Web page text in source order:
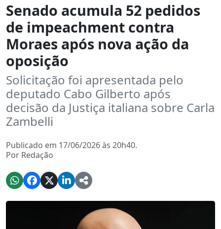
Senado acumula 52 pedidos
de impeachment contra
Moraes após nova ação da
oposição
Solicitação foi apresentada pelo
deputado Cabo Gilberto após
decisão da Justiça italiana sobre Carla
Zambelli
Publicado em 17/06/2026 às 20h40.
Por Redação